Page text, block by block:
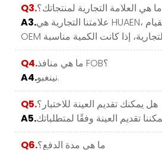
Q3.ما هي العلامة التجارية لمنتجاتك؟
A3.علامتنا التجارية هي HUAEN، وهي قادرة على القيام
Q4.
ما هي منافذ FOB؟
A4.
نينغبو.
Q5.هل يمكنك تقديم العينة للاختبار؟
A5.
Q6.ما هي مدة الدفع؟